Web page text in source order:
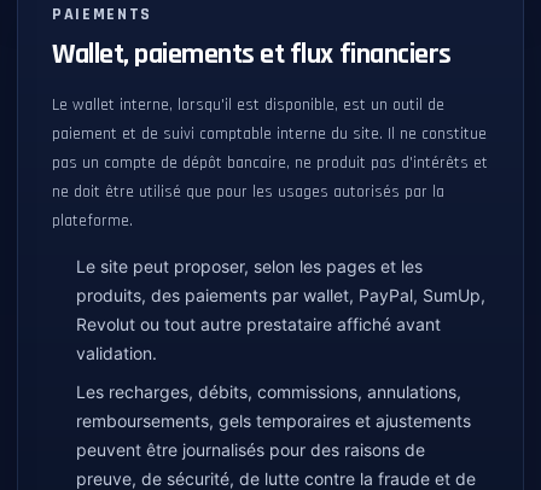
PAIEMENTS
Wallet, paiements et flux financiers
Le wallet interne, lorsqu'il est disponible, est un outil de
paiement et de suivi comptable interne du site. Il ne constitue
pas un compte de dépôt bancaire, ne produit pas d'intérêts et
ne doit être utilisé que pour les usages autorisés par la
plateforme.
Le site peut proposer, selon les pages et les
produits, des paiements par wallet, PayPal, SumUp,
Revolut ou tout autre prestataire affiché avant
validation.
Les recharges, débits, commissions, annulations,
remboursements, gels temporaires et ajustements
peuvent être journalisés pour des raisons de
preuve, de sécurité, de lutte contre la fraude et de